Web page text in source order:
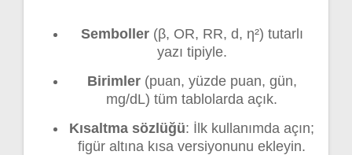
Semboller(β, OR, RR, d, η²) tutarlı
yazı tipiyle.
Birimler(puan, yüzde puan, gün,
mg/dL) tüm tablolarda açık.
Kısaltma sözlüğü: İlk kullanımda açın;
figür altına kısa versiyonunu ekleyin.